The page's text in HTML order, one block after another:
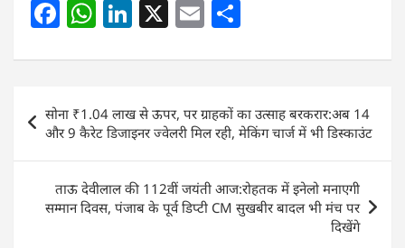
F
c
e
b
o
o
k
W
at
s
A
p
p
Li
k
e
dI
n
X E
ai
l
ar
e
Post
navigation
सोना ₹1.04 लाख से ऊपर, पर ग्राहकों का उत्साह बरकरार:अब 14
और 9 कैरेट डिजाइनर ज्वेलरी मिल रही, मेकिंग चार्ज में भी डिस्काउंट
ताऊ देवीलाल की 112वीं जयंती आज:रोहतक में इनेलो मनाएगी
सम्मान दिवस, पंजाब के पूर्व डिप्टी CM सुखबीर बादल भी मंच पर
दिखेंगे